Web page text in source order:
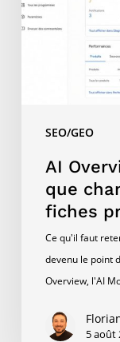
SEO/GEO
:
que
fiches
produit
AI
que
fiches
Ce qu'il faut
devenu le point
Overview, l'AI
5 août